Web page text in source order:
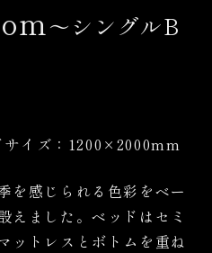
～シングルB
サイズ：1200×2000mm
を感じられる色彩をベー
えました。ベッドはセミ
ットレスとボトムを重ね